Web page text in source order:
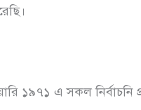
১৯৭১ এ সকল নির্বাচনি